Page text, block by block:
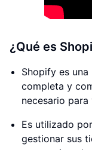
¿Qué es
Shopify es
completa y
necesario para
Es utilizado
gestionar sus